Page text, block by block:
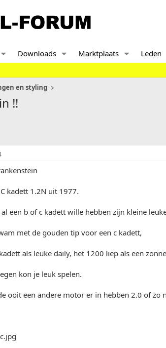
Downloads Marktplaats Leden
en styling
!!
kadett 1.2N uit 1977.
een b of c kadett wille hebben zijn kleine
met de gouden tip voor een c kadett,
als leuke daily, het 1200 liep als een
kon je leuk spelen.
ooit een andere motor er in hebben 2.0 of zo